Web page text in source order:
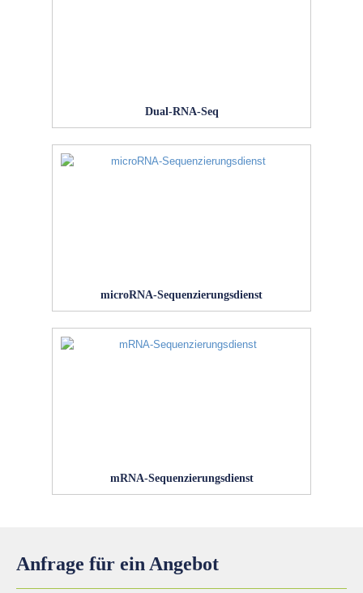
Dual-RNA-Seq
microRNA-Sequenzierungsdienst
mRNA-Sequenzierungsdienst
Anfrage für ein Angebot